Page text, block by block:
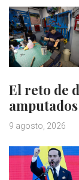
El reto de
9 agosto, 2026